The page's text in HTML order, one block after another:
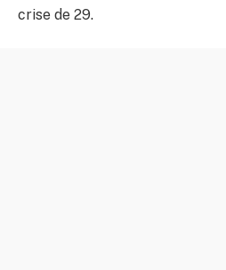
crise de 29.